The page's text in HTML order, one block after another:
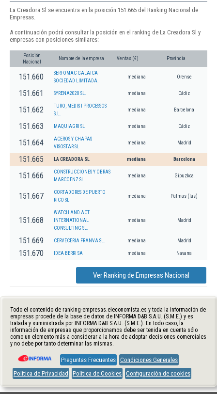
La Creadora Sl se encuentra en la posición 151.665 del Ranking Nacional de
Empresas.
A continuación podrá consultar la posición en el ranking de La Creadora Sl y
empresas con posiciones similares:
Posición
Nacional
Nombre de la empresa Ventas (€) Provincia
151.660
SERFOMAC GALAICA
SOCIEDAD LIMITADA.
mediana Orense
151.661 SYRENA2020 SL. mediana Cádiz
151.662
TURO, MEDIS I PROCESSOS
S.L.
mediana Barcelona
151.663 MAQUIAGRI SL mediana Cádiz
151.664
ACEROS Y CHAPAS
VISOSTAR SL
mediana Madrid
151.665 LA CREADORA SL mediana Barcelona
151.666
CONSTRUCCIONES Y OBRAS
MARCOENZ SL.
mediana Gipuzkoa
151.667
CORTADORES DE PUERTO
RICO SL
mediana Palmas (las)
151.668
WATCH AND ACT
INTERNATIONAL
CONSULTING SL.
mediana Madrid
151.669 CERVECERIA FRANVA SL. mediana Madrid
151.670 IDEA BERRI SA mediana Navarra
Ver Ranking de Empresas Nacional
Todo el contenido de ranking-empresas.eleconomista.es y toda la información de
empresas procede de la base de datos de INFORMA D&B S.A.U. (S.M.E.) y es
tratada y suministrada por INFORMA D&B S.A.U. (S.M.E.). En todo caso, la
información de empresas que proporcionamos debe ser tenida en cuenta sólo
como un elemento más a considerar a la hora de adoptar decisiones comerciales
y no debe por tanto determinar las mismas.
Preguntas Frecuentes Condiciones Generales
Política de Privacidad
Política de Cookies Configuración de cookies